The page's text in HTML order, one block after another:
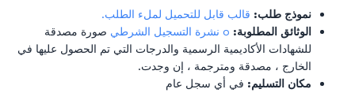
نموذج طلب: قالب قابل للتحميل لملء الطلب.
الوثائق المطلوبة: o نشرة التسجيل الشرطي
صورة مصدقة
للشهادات الأكاديمية الرسمية والدرجات التي تم الحصول عليها في
الخارج ، مصدقة ومترجمة ، إن وجدت.
مكان التسليم: في أي سجل عام